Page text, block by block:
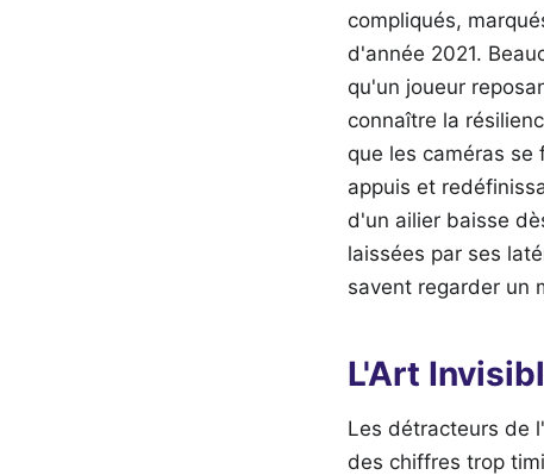
compliqués,
d'année 2021.
qu'un joueur
connaître la
que les caméras
appuis et
d'un ailier baisse
laissées par ses
savent regarder un
L'Art
Les détracteurs de
des chiffres trop